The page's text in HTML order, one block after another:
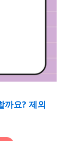
까요? 제외